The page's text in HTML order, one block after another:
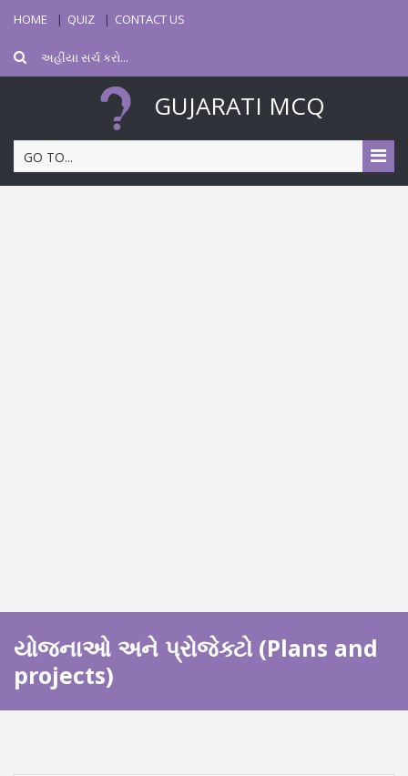
HOME QUIZ CONTACT US
GUJARATI MCQ
GO TO...
યોજનાઓ અને પ્રોજેક્ટો (Plans and
projects)